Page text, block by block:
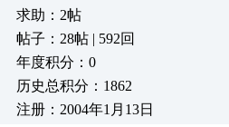
求助：2帖
帖子：28帖 | 592回
年度积分：0
历史总积分：1862
注册：2004年1月13日